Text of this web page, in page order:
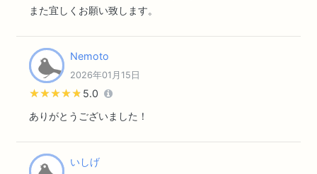
また宜しくお願い致します。
Nemoto
2026年01月15日
★★★★★
★★★★★ 5.0
ありがとうございました！
いしげ